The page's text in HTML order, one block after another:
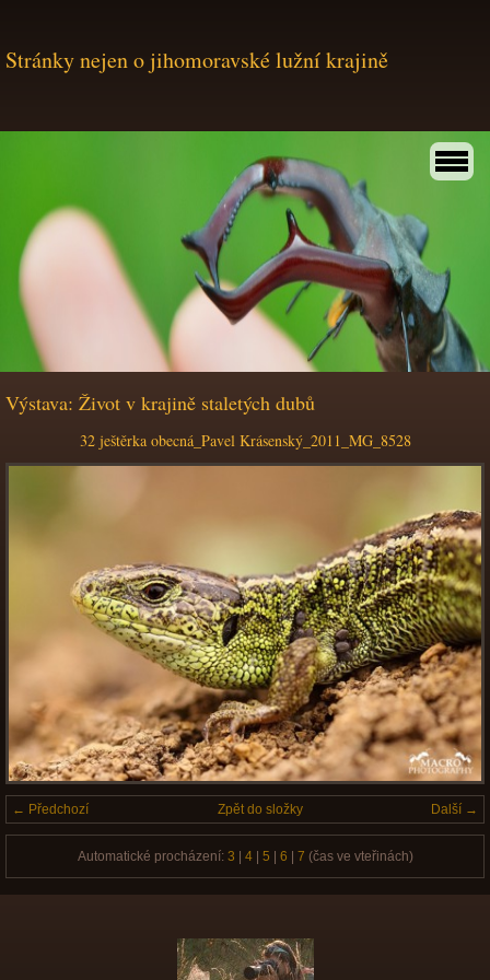
Stránky nejen o jihomoravské lužní krajině
Výstava: Život v krajině staletých dubů
32 ještěrka obecná_Pavel Krásenský_2011_MG_8528
← Předchozí Další →
Zpět do složky
Automatické procházení: 3 4| 5 6 7 (čas ve vteřinách)